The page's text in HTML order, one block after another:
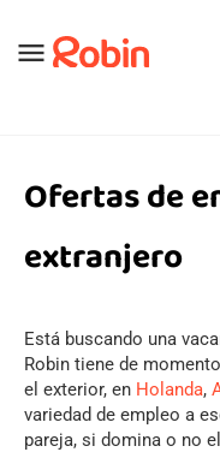
menu
Ofertas de
extranjero
Está buscando una
Robin tiene de momento
el exterior, en Holanda,
variedad de empleo a
pareja, si domina o no